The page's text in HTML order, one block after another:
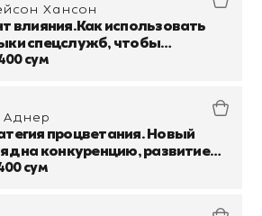
Хансон
влияния.Как использовать
спецслужб, чтобы
продавать и строить
сум
Аднер
процветания. Новый
на конкуренцию, развитие
экосистемы и лидерство
сум